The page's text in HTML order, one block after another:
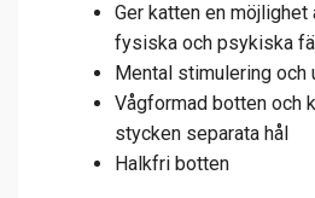
Ger katten en möjlighet
fysiska och psykiska
Mental stimulering och
Vågformad botten och
stycken separata hål
Halkfri botten